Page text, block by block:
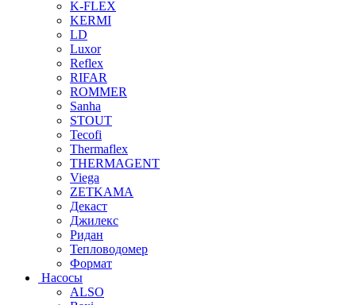
K-FLEX
KERMI
LD
Luxor
Reflex
RIFAR
ROMMER
Sanha
STOUT
Tecofi
Thermaflex
THERMAGENT
Viega
ZETKAMA
Декаст
Джилекс
Ридан
Тепловодомер
Формат
Насосы
ALSO